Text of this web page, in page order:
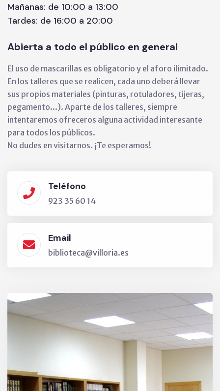
Mañanas: de 10:00 a 13:00
Tardes: de 16:00 a 20:00
Abierta a todo el público en general
El uso de mascarillas es obligatorio y el aforo ilimitado.
En los talleres que se realicen, cada uno deberá llevar
sus propios materiales (pinturas, rotuladores, tijeras,
pegamento...). Aparte de los talleres, siempre
intentaremos ofreceros alguna actividad interesante
para todos los públicos.
No dudes en visitarnos. ¡Te esperamos!
Teléfono
923 35 60 14
Email
biblioteca@villoria.es